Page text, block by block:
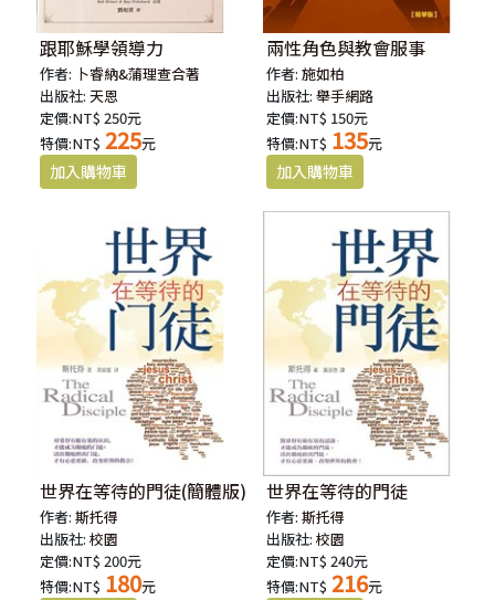
跟耶穌學領導力
作者: 卜睿納&蒲理查合著
出版社:天恩
定價:NT$ 250元
特價:NT$ 225元
兩性角色與教會服事
作者:施如柏
出版社:舉手網路
定價:NT$ 150元
特價:NT$ 135元
世界在等待的門徒(簡體版)
作者:斯托得
出版社:校園
定價:NT$ 200元
特價:NT$ 180元
世界在等待的門徒
作者:斯托得
出版社:校園
定價:NT$ 240元
特價:NT$ 216元